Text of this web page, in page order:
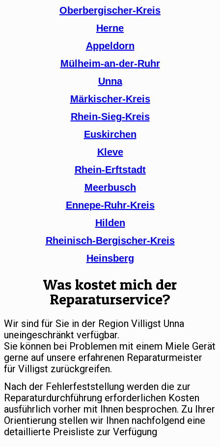
Oberbergischer-Kreis
Herne
Appeldorn
Mülheim-an-der-Ruhr
Unna
Märkischer-Kreis
Rhein-Sieg-Kreis
Euskirchen
Kleve
Rhein-Erftstadt
Meerbusch
Ennepe-Ruhr-Kreis
Hilden
Rheinisch-Bergischer-Kreis
Heinsberg
Was kostet mich der
Reparaturservice?
Wir sind für Sie in der Region Villigst Unna
uneingeschränkt verfügbar.
Sie können bei Problemen mit einem Miele Gerät
gerne auf unsere erfahrenen Reparaturmeister
für Villigst zurückgreifen.
Nach der Fehlerfeststellung werden die zur
Reparaturdurchführung erforderlichen Kosten
ausführlich vorher mit Ihnen besprochen. Zu Ihrer
Orientierung stellen wir Ihnen nachfolgend eine
detaillierte Preisliste zur Verfügung